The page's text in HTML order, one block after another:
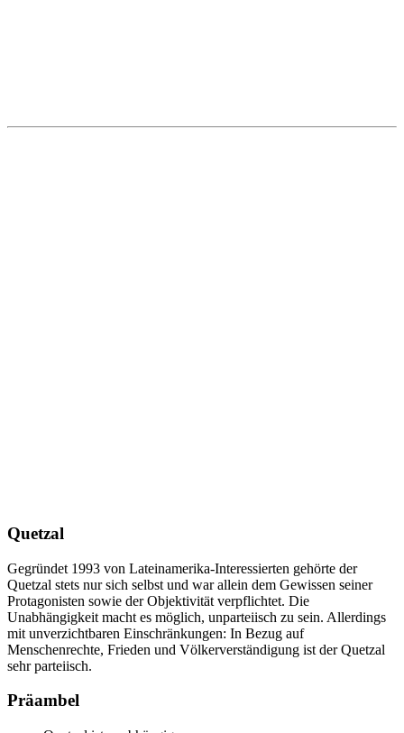
Quetzal
Gegründet 1993 von Lateinamerika-Interessierten gehörte der
Quetzal stets nur sich selbst und war allein dem Gewissen seiner
Protagonisten sowie der Objektivität verpflichtet. Die
Unabhängigkeit macht es möglich, unparteiisch zu sein. Allerdings
mit unverzichtbaren Einschränkungen: In Bezug auf
Menschenrechte, Frieden und Völkerverständigung ist der Quetzal
sehr parteiisch.
Präambel